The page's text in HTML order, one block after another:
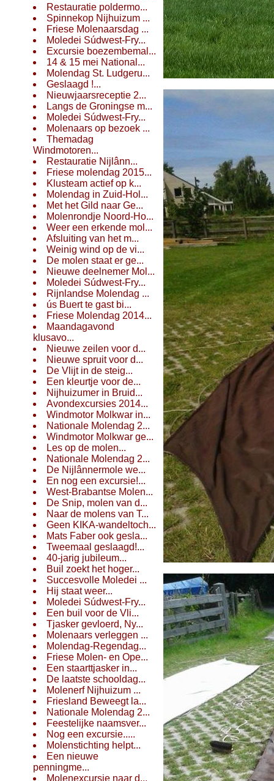
Restauratie poldermo...
Spinnekop Nijhuizum ...
Friese Molenaarsdag ...
Moledei Súdwest-Fry...
Excursie boezembemal...
14 & 15 mei National...
Molendag St. Ludgeru...
Geslaagd !...
Nieuwjaarsreceptie 2...
Langs de Groningse m...
Moledei Súdwest-Fry...
Molenaars op bezoek ...
Themadag
Windmotoren...
Restauratie Nijlânn...
Friese molendag 2015...
Klusteam actief op k...
Molendag in Zuid-Hol...
Met het Gild naar Ge...
Molenrondje Noord-Ho...
Weer een erkende mol...
Afsluiting van het m...
Weinig wind op de vi...
De molen staat er ge...
Nieuwe deelnemer Mol...
Moledei Súdwest-Fry...
Rijnlandse Molendag ...
ús Buert te gast bi...
Friese Molendag 2014...
Maandagavond
klusavo...
Nieuwe zeilen voor d...
Nieuwe spruit voor d...
De Vlijt in de steig...
Een kleurtje voor de...
Nijhuizumer in Bruid...
Avondexcursies 2014...
Windmotor Molkwar in...
Nationale Molendag 2...
Windmotor Molkwar ge...
Les op de molen...
Nationale Molendag 2...
De Nijlânnermole we...
En nog een excursie!...
West-Brabantse Molen...
De Snip, molen van d...
Naar de molens van T...
Geen KIKA-wandeltoch...
Mats Faber ook gesla...
Tweemaal geslaagd!...
40-jarig jubileum...
Buil zoekt het hoger...
Succesvolle Moledei ...
Hij staat weer...
Moledei Súdwest-Fry...
Een buil voor de Vli...
Tjasker gevloerd, Ny...
Molenaars verleggen ...
Molendag-Regendag...
Friese Molen- en Ope...
Een staarttjasker in...
De laatste schooldag...
Molenerf Nijhuizum ...
Friesland Beweegt la...
Nationale Molendag 2...
Feestelijke naamsver...
Nog een excursie.....
Molenstichting helpt...
Een nieuwe
penningme...
Molenexcursie naar d...